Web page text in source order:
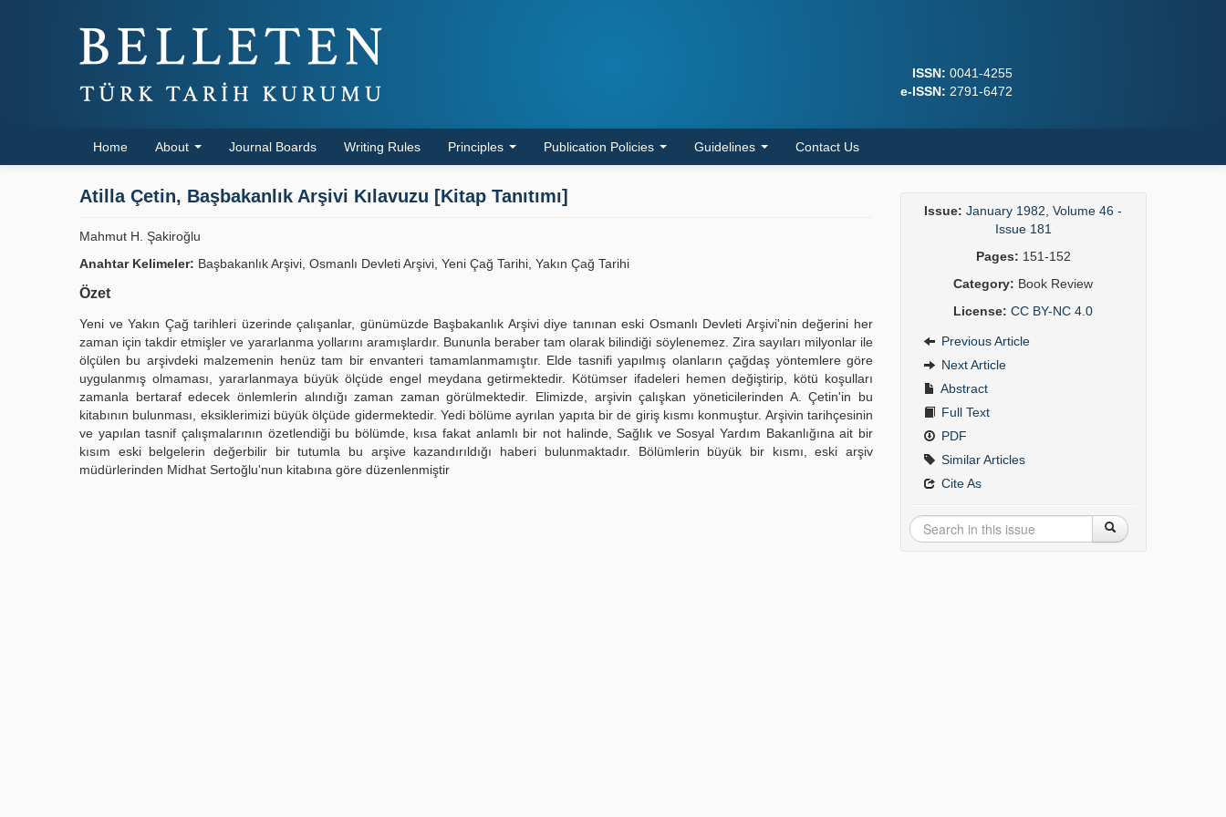
ISSN: 0041-4255
e-ISSN: 2791-6472
Home About Journal Boards Writing Rules Principles Publication Policies Guidelines Contact Us
Atilla Çetin, Başbakanlık Arşivi Kılavuzu [Kitap Tanıtımı]
Mahmut H. Şakiroğlu
Anahtar Kelimeler: Başbakanlık Arşivi, Osmanlı Devleti Arşivi, Yeni Çağ Tarihi, Yakın Çağ Tarihi
Özet
Yeni ve Yakın Çağ tarihleri üzerinde çalışanlar, günümüzde Başbakanlık Arşivi diye tanınan eski Osmanlı Devleti Arşivi'nin değerini her
zaman için takdir etmişler ve yararlanma yollarını aramışlardır. Bununla beraber tam olarak bilindiği söylenemez. Zira sayıları milyonlar ile
ölçülen bu arşivdeki malzemenin henüz tam bir envanteri tamamlanmamıştır. Elde tasnifi yapılmış olanların çağdaş yöntemlere göre
uygulanmış olmaması, yararlanmaya büyük ölçüde engel meydana getirmektedir. Kötümser ifadeleri hemen değiştirip, kötü koşulları
zamanla bertaraf edecek önlemlerin alındığı zaman zaman görülmektedir. Elimizde, arşivin çalışkan yöneticilerinden A. Çetin'in bu
kitabının bulunması, eksiklerimizi büyük ölçüde gidermektedir. Yedi bölüme ayrılan yapıta bir de giriş kısmı konmuştur. Arşivin tarihçesinin
ve yapılan tasnif çalışmalarının özetlendiği bu bölümde, kısa fakat anlamlı bir not halinde, Sağlık ve Sosyal Yardım Bakanlığına ait bir
kısım eski belgelerin değerbilir bir tutumla bu arşive kazandırıldığı haberi bulunmaktadır. Bölümlerin büyük bir kısmı, eski arşiv
müdürlerinden Midhat Sertoğlu'nun kitabına göre düzenlenmiştir
Issue: January 1982, Volume 46 -
Issue 181
Pages: 151-152
Category: Book Review
License: CC BY-NC 4.0
Previous Article
Next Article
Abstract
Full Text
PDF
Similar Articles
Cite As